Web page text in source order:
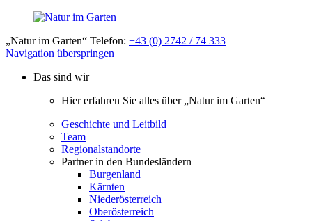
„Natur im Garten“ Telefon: +43 (0) 2742 / 74 333
Navigation überspringen
Das sind wir
Hier erfahren Sie alles über „Natur im Garten“
Geschichte und Leitbild
Team
Regionalstandorte
Partner in den Bundesländern
Burgenland
Kärnten
Niederösterreich
Oberösterreich